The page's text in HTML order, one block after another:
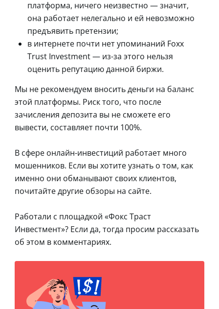
платформа, ничего неизвестно — значит,
она работает нелегально и ей невозможно
предъявить претензии;
в интернете почти нет упоминаний Foxx
Trust Investment — из-за этого нельзя
оценить репутацию данной биржи.
Мы не рекомендуем вносить деньги на баланс
этой платформы. Риск того, что после
зачисления депозита вы не сможете его
вывести, составляет почти 100%.
В сфере онлайн-инвестиций работает много
мошенников. Если вы хотите узнать о том, как
именно они обманывают своих клиентов,
почитайте другие обзоры на сайте.
Работали с площадкой «Фокс Траст
Инвестмент»? Если да, тогда просим рассказать
об этом в комментариях.